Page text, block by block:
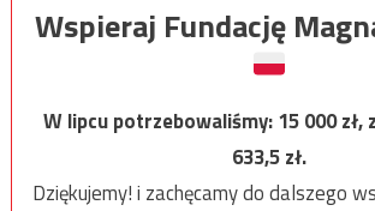
Wspieraj Fundację
W lipcu potrzebowaliśmy:15 000zł,
633,5zł.
Dziękujemy! i zachęcamy do dalszego